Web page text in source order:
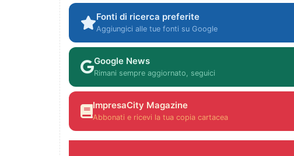
Fonti di ricerca preferite
Aggiungici alle tue fonti su Google
Google News
Rimani sempre aggiornato, seguici
ImpresaCity Magazine
Abbonati e ricevi la tua copia cartacea